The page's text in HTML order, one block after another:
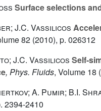
Surface selections
J.C. Vassilicos
82 (2010), p. 026312
J.C. Vassilicos Self-
, Phys. Fluids, Volume 18
A. Pumir; B.I.
2394-2410